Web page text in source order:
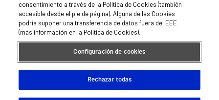
Teléfono Atención al Cliente
Política de seguridad y salud en el trabajo
Conoce a Supervita
Aviso Legal Política de cookies Política de privacidad Mapa web Protección de datos
consentimiento a través de la Política de Cookies (también
accesible desde el pie de página). Alguna de las Cookies
podría suponer una transferencia de datos fuera del EEE
(más información en la Política de Cookies).
Configuración de cookies
Rechazar todas